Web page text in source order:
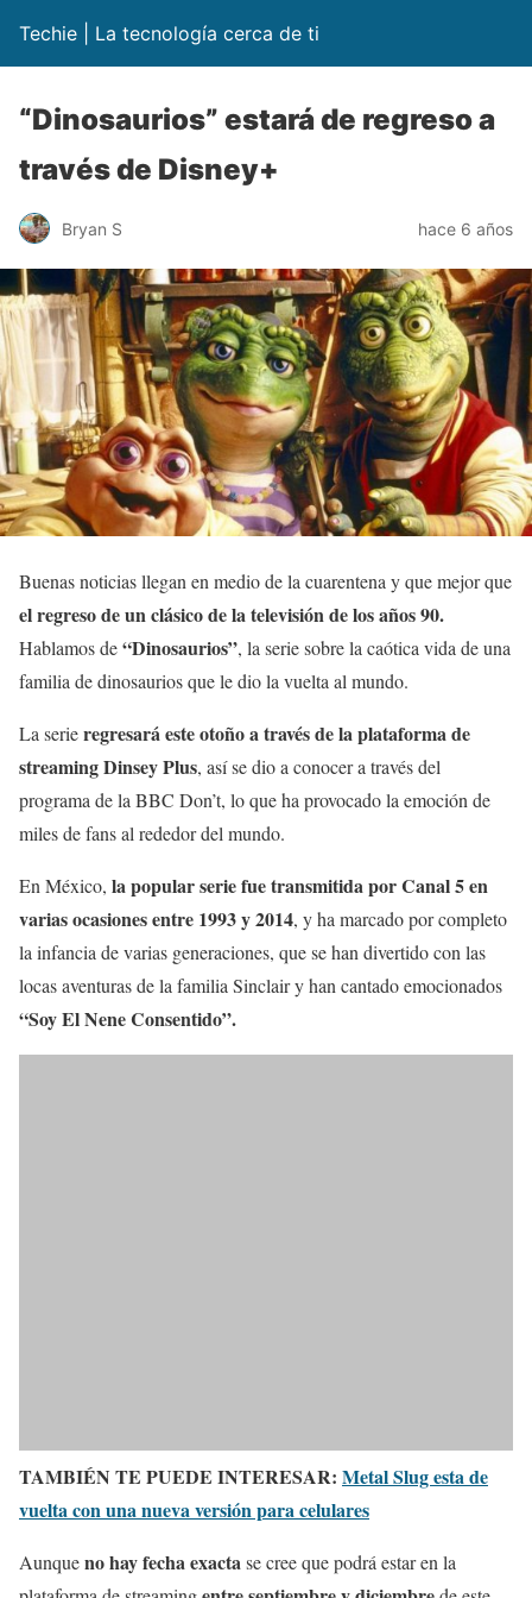
Techie | La tecnología cerca de ti
“Dinosaurios” estará de regreso a
través de Disney+
Bryan S hace 6 años
Buenas noticias llegan en medio de la cuarentena y que mejor que
el regreso de un clásico de la televisión de los años 90.
Hablamos de“Dinosaurios”, la serie sobre la caótica vida de una
familia de dinosaurios que le dio la vuelta al mundo.
La serieregresará este otoño a través de la plataforma de
streaming Dinsey Plus, así se dio a conocer a través del
programa de la BBC Don’t, lo que ha provocado la emoción de
miles de fans al rededor del mundo.
En México, la popular serie fue transmitida por Canal 5 en
varias ocasiones entre 1993 y 2014, y ha marcado por completo
la infancia de varias generaciones, que se han divertido con las
locas aventuras de la familia Sinclair y han cantado emocionados
“Soy El Nene Consentido”.
TAMBIÉN TE PUEDE INTERESAR: Metal Slug esta de
vuelta con una nueva versión para celulares
Aunqueno hay fecha exactase cree que podrá estar en la